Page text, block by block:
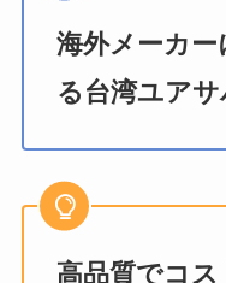
海外メーカ
る台湾ユア
高品質でコ